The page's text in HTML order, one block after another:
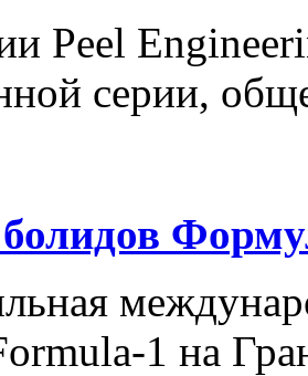
Peel
серии,
1 на